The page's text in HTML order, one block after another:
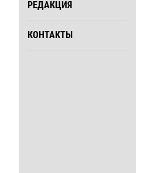
РЕДАКЦИЯ
КОНТАКТЫ